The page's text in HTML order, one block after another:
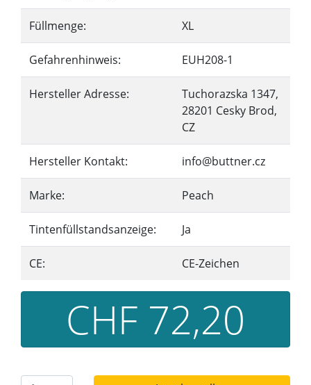
Füllmenge: XL
Gefahrenhinweis: EUH208-1
Hersteller Adresse:
Tuchorazska 1347,
28201 Cesky Brod,
CZ
Hersteller Kontakt: info@buttner.cz
Marke: Peach
Tintenfüllstandsanzeige: Ja
CE: CE-Zeichen
CHF 72,20